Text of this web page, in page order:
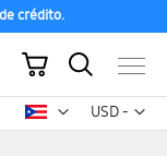
crédito.
USD -
dólar
Mi carrito